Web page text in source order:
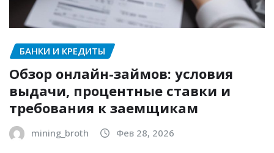
БАНКИ И КРЕДИТЫ
Обзор онлайн-займов: условия
выдачи, процентные ставки и
требования к заемщикам
mining_broth Фев 28, 2026